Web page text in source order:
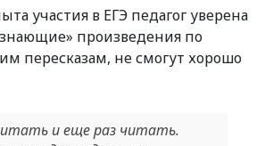
участия в ЕГЭ педагог уверена
произведения по
пересказам, не смогут хорошо
и еще раз читать.